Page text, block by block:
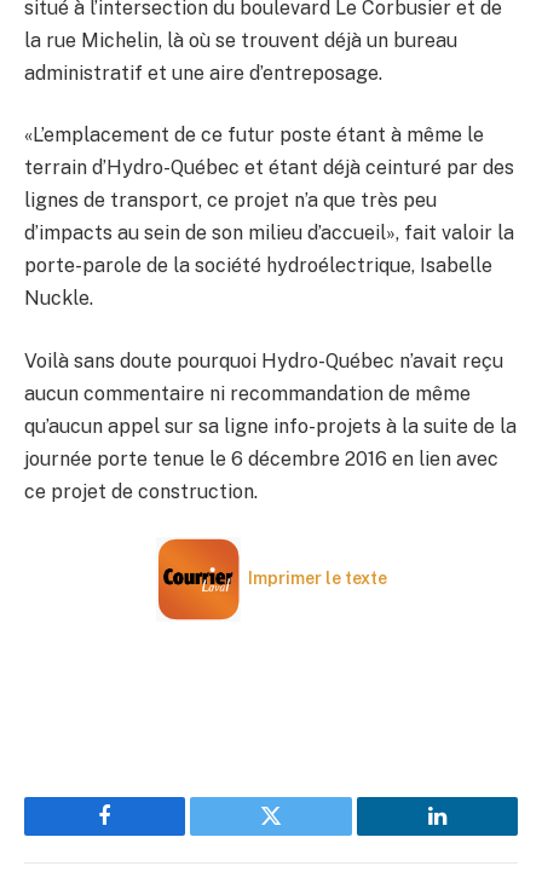
situé à l’intersection du boulevard Le Corbusier et de
la rue Michelin, là où se trouvent déjà un bureau
administratif et une aire d’entreposage.
«L’emplacement de ce futur poste étant à même le
terrain d’Hydro-Québec et étant déjà ceinturé par des
lignes de transport, ce projet n’a que très peu
d’impacts au sein de son milieu d’accueil», fait valoir la
porte-parole de la société hydroélectrique, Isabelle
Nuckle.
Voilà sans doute pourquoi Hydro-Québec n’avait reçu
aucun commentaire ni recommandation de même
qu’aucun appel sur sa ligne info-projets à la suite de la
journée porte tenue le 6 décembre 2016 en lien avec
ce projet de construction.
Imprimer le texte
Facebook Twitter LinkedIn